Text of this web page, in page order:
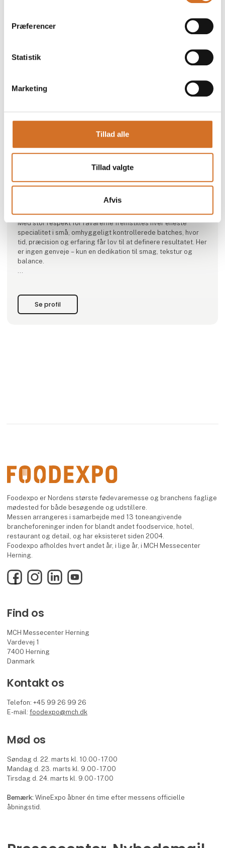
Præferencer
Statistik
Marketing
Tillad alle
Tillad valgte
Afvis
Produktet er tilføjet af:
Made in Denmark - Made in Solrød
Solrød Lakrids er skabt ud fra en passion for kompromisløs
kvalitet og ægte konfekturehåndværk.
Med stor respekt for råvarerne fremstilles hver eneste
specialitet i små, omhyggeligt kontrollerede batches, hvor
tid, præcision og erfaring får lov til at definere resultatet. Her
er ingen genveje – kun en dedikation til smag, tekstur og
balance.
Den kombineres med fløjlsblød håndlavet karamel, langsomt
tilberedt for at opnå en silkeblød kons
Se profil
Foodexpo er Nordens største fødevaremesse og branchens faglige
mødested for både besøgende og udstillere.
Messen arrangeres i samarbejde med 13 toneangivende
brancheforeninger inden for blandt andet foodservice, hotel,
restaurant og detail, og har eksisteret siden 2004.
Foodexpo afholdes hvert andet år, i lige år, i MCH Messecenter
Herning.
FacebookInstagramLinkedInYouTube
Find os
MCH Messecenter Herning
Vardevej 1
7400 Herning
Danmark
Kontakt os
Telefon: +45 99 26 99 26
E-mail:foodexpo@mch.dk
Mød os
Søndag d. 22. marts kl. 10.00 - 17.00
Mandag d. 23. marts kl. 9.00 - 17.00
Tirsdag d. 24. marts kl. 9.00 - 17.00
Bemærk:WineExpo åbner én time efter messens officielle
åbningstid.